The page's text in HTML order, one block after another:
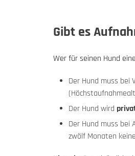
Gibt es
Wer für seinen Hund
Der Hund muss bei
Der Hund wird
Der Hund muss bei
zwölf Monaten